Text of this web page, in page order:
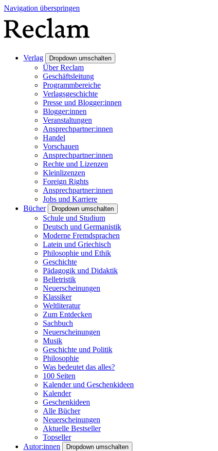
Navigation überspringen
Verlag Dropdown umschalten
Über Reclam
Geschäftsleitung
Programmbereiche
Verlagsgeschichte
Presse und Blogger:innen
Blogger:innen
Veranstaltungen
Ansprechpartner:innen
Handel
Vorschauen
Ansprechpartner:innen
Rechte und Lizenzen
Kleinlizenzen
Foreign Rights
Ansprechpartner:innen
Jobs und Karriere
Bücher
Dropdown umschalten
Schule und Studium
Deutsch und Germanistik
Moderne Fremdsprachen
Latein und Griechisch
Philosophie und Ethik
Geschichte
Pädagogik und Didaktik
Belletristik
Neuerscheinungen
Klassiker
Weltliteratur
Zum Entdecken
Sachbuch
Neuerscheinungen
Musik
Geschichte und Politik
Philosophie
Was bedeutet das alles?
100 Seiten
Kalender und Geschenkideen
Kalender
Geschenkideen
Alle Bücher
Neuerscheinungen
Aktuelle Bestseller
Topseller
Autor:innen
Dropdown umschalten